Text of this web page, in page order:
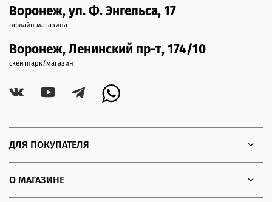
ДЛЯ ПОКУПАТЕЛЯ
О МАГАЗИНЕ
Воронеж, ул. Ф. Энгельса, 17
офлайн магазина
Воронеж, Ленинский пр-т, 174/10
скейтпарк/магазин